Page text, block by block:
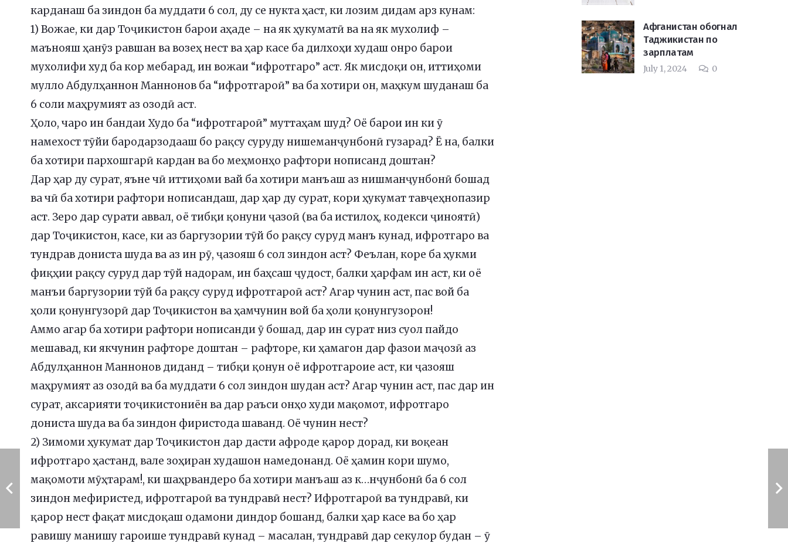
карданаш ба зиндон ба муддати 6 сол, ду се нукта ҳаст, ки лозим дидам арз кунам:
1) Вожае, ки дар Тоҷикистон барои аҳаде – на як ҳукуматӣ ва на як мухолиф –
маънояш ҳанӯз равшан ва возеҳ нест ва ҳар касе ба дилхоҳи худаш онро барои
мухолифи худ ба кор мебарад, ин вожаи “ифротгаро” аст. Як мисдоқи он, иттиҳоми
мулло Абдулҳаннон Маннонов ба “ифротгароӣ” ва ба хотири он, маҳкум шуданаш ба
6 соли маҳрумият аз озодӣ аст.
Ҳоло, чаро ин бандаи Худо ба “ифротгароӣ” муттаҳам шуд? Оё барои ин ки ӯ
намехост тӯйи бародарзодааш бо рақсу суруду нишеманҷунбонӣ гузарад? Ё на, балки
ба хотири пархошгарӣ кардан ва бо меҳмонҳо рафтори нописанд доштан?
Дар ҳар ду сурат, яъне чӣ иттиҳоми вай ба хотири манъаш аз нишманҷунбонӣ бошад
ва чӣ ба хотири рафтори нописандаш, дар ҳар ду сурат, кори ҳукумат тавҷеҳнопазир
аст. Зеро дар сурати аввал, оё тибқи қонуни ҷазоӣ (ва ба истилоҳ, кодекси ҷиноятӣ)
дар Тоҷикистон, касе, ки аз баргузории тӯй бо рақсу суруд манъ кунад, ифротгаро ва
тундрав дониста шуда ва аз ин рӯ, ҷазояш 6 сол зиндон аст? Феълан, коре ба ҳукми
фиқҳии рақсу суруд дар тӯй надорам, ин баҳсаш ҷудост, балки ҳарфам ин аст, ки оё
манъи баргузории тӯй ба рақсу суруд ифротгароӣ аст? Агар чунин аст, пас вой ба
ҳоли қонунгузорӣ дар Тоҷикистон ва ҳамчунин вой ба ҳоли қонунгузорон!
Аммо агар ба хотири рафтори нописанди ӯ бошад, дар ин сурат низ суол пайдо
мешавад, ки якчунин рафторе доштан – рафторе, ки ҳамагон дар фазои маҷозӣ аз
Абдулҳаннон Маннонов диданд – тибқи қонун оё ифротгароие аст, ки ҷазояш
маҳрумият аз озодӣ ва ба муддати 6 сол зиндон шудан аст? Агар чунин аст, пас дар ин
сурат, аксарияти тоҷикистониён ва дар раъси онҳо худи мақомот, ифротгаро
дониста шуда ва ба зиндон фиристода шаванд. Оё чунин нест?
2) Зимоми ҳукумат дар Тоҷикистон дар дасти афроде қарор дорад, ки воқеан
ифротгаро ҳастанд, вале зоҳиран худашон намедонанд. Оё ҳамин кори шумо,
мақомоти мӯҳтарам!, ки шаҳрвандеро ба хотири манъаш аз к…нҷунбонӣ ба 6 сол
зиндон мефиристед, ифротгароӣ ва тундравӣ нест? Ифротгароӣ ва тундравӣ, ки
қарор нест фақат мисдоқаш одамони диндор бошанд, балки ҳар касе ва бо ҳар
равишу манишу гароише тундравӣ кунад – масалан, тундравӣ дар секулор будан – ӯ
Афганистан обогнал
Таджикистан по
зарплатам
July 1, 2024 0